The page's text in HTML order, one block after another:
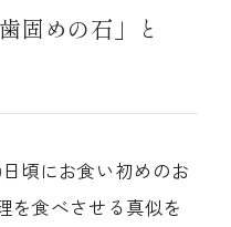
固めの石」と
頃にお食い初めのお
を食べさせる真似を